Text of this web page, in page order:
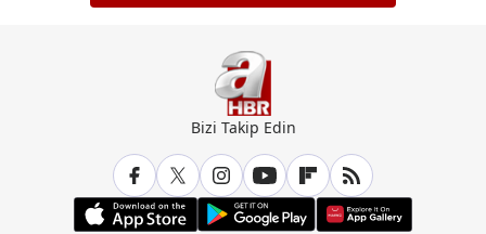
Bizi Takip Edin